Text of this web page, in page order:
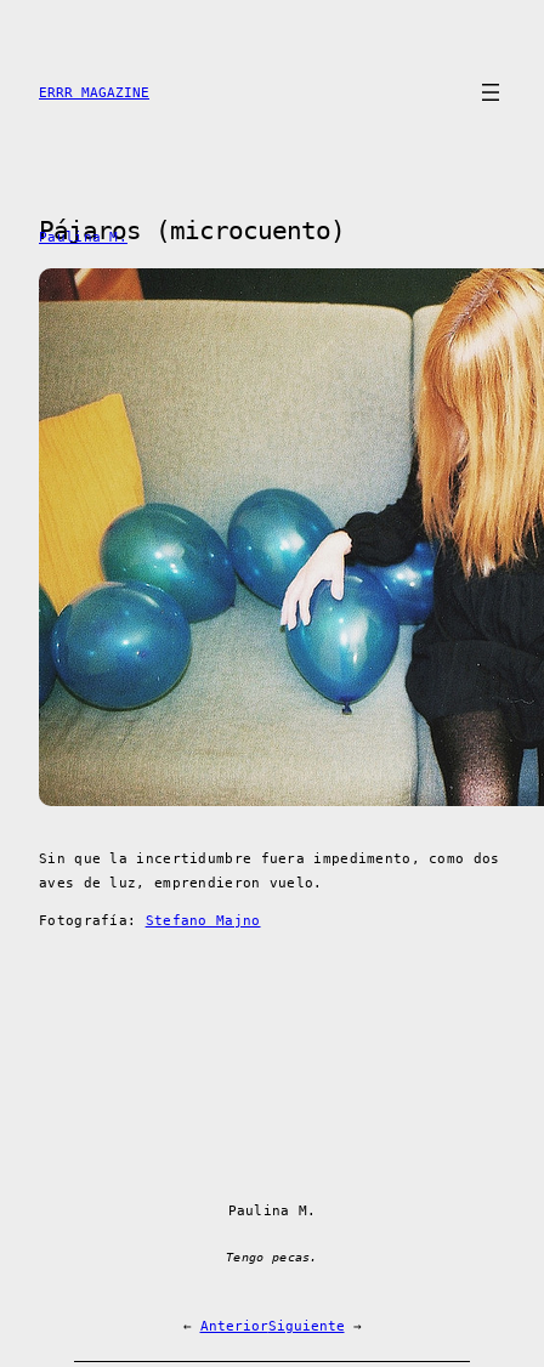
contenido
ERRR MAGAZINE
Pájaros (microcuento)
Paulina M.
Sin que la incertidumbre fuera impedimento, como dos
aves de luz, emprendieron vuelo.
Fotografía: Stefano Majno
Paulina M.
Tengo pecas.
← AnteriorSiguiente →